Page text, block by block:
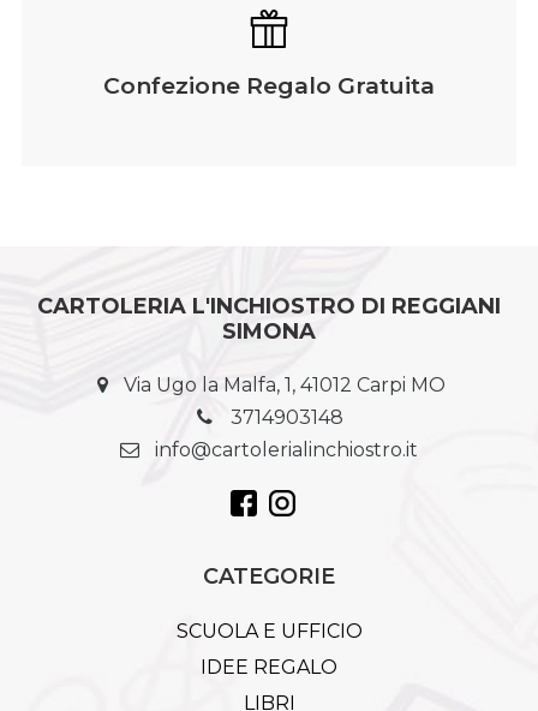
Confezione Regalo Gratuita
CARTOLERIA L'INCHIOSTRO DI REGGIANI
SIMONA
Via Ugo la Malfa, 1, 41012 Carpi MO
3714903148
info@cartolerialinchiostro.it
CATEGORIE
SCUOLA E UFFICIO
IDEE REGALO
LIBRI